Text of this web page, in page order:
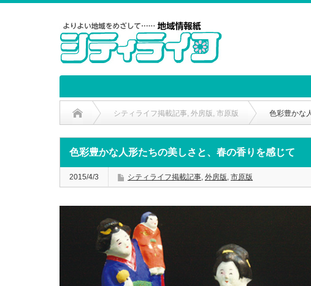
シティライフ掲載記事, 外房版 , 市原版 色彩豊かな
色彩豊かな人形たちの美しさと、春の香りを感じて
2015/4/3 シティライフ掲載記事, 外房版, 市原版